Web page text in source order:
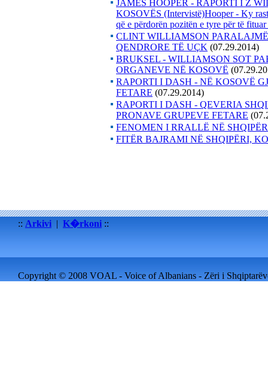
JAMES HOOPER - RAPORTI I Z
KOSOVËS (Intervistë)Hooper - Ky
që e përdorën pozitën e tyre për të
CLINT WILLIAMSON
QENDRORE TË UÇK (07.29.2014)
BRUKSEL - WILLIAMSON SOT
ORGANEVE NË KOSOVË
RAPORTI I DASH - NË KOSOVË
FETARE (07.29.2014)
RAPORTI I DASH - QEVERIA
PRONAVE GRUPEVE FETARE
FENOMEN I RRALLË NË
FITËR BAJRAMI NË SHQIPËRI,
:: Arkivi | K�rkoni ::
Copyright © 2008 VOAL - Voice of Albanians - Zëri i